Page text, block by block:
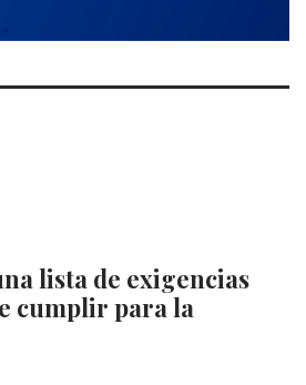
lista de exigencias
cumplir para la